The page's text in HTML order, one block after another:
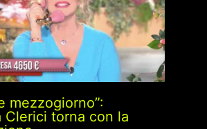
mezzogiorno”:
Clerici torna con la